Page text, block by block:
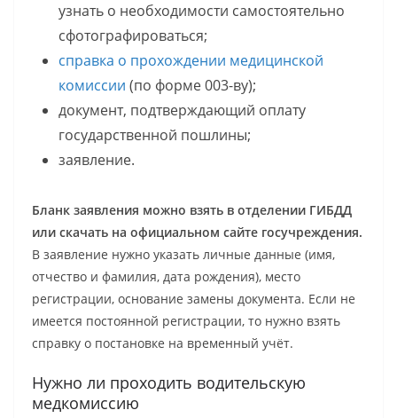
узнать о необходимости самостоятельно
сфотографироваться;
справка о прохождении медицинской
комиссии (по форме 003-ву);
документ, подтверждающий оплату
государственной пошлины;
заявление.
Бланк заявления можно взять в отделении ГИБДД
или скачать на официальном сайте госучреждения.
В заявление нужно указать личные данные (имя,
отчество и фамилия, дата рождения), место
регистрации, основание замены документа. Если не
имеется постоянной регистрации, то нужно взять
справку о постановке на временный учёт.
Нужно ли проходить водительскую
медкомиссию